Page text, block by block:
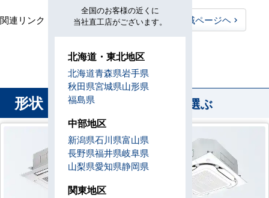
関連リンク： TOPページヘ
群馬県全域ページヘ
形状 から業務用エアコンを選ぶ
全国のお客様の近くに
当社直工店がございます。
北海道・東北地区
北海道青森県岩手県
秋田県宮城県山形県
福島県
中部地区
新潟県石川県富山県
長野県福井県岐阜県
山梨県愛知県静岡県
関東地区